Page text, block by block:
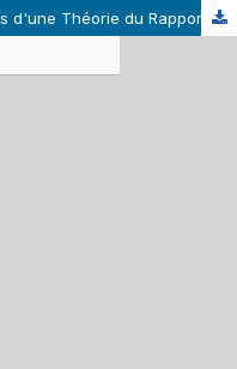
Les Fondements Anthropologiques d'une Théorie du Rapport au Savoir